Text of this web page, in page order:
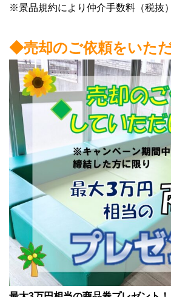
※景品規約により仲介手数料（税抜
◆売却のご依頼をいた